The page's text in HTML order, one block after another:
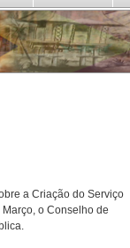
a Criação do Serviço
o Conselho de